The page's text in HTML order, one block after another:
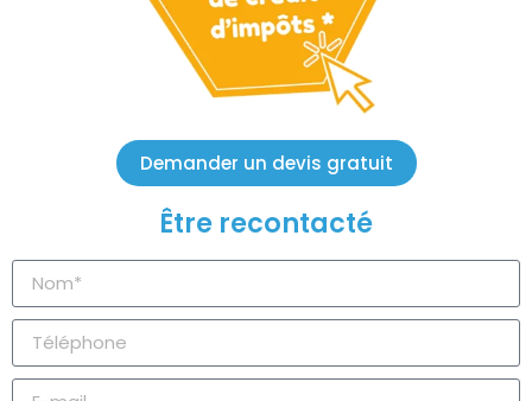
Demander un devis gratuit
Être recontacté